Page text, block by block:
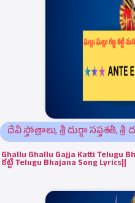
దేవీ స్తోత్రాలు, శ్రీ దుర్గా సప్తశతీ,శ్రీ
Ghallu Ghallu Gajja Katti Telugu
కట్టి Telugu Bhajana Song Lyrics||